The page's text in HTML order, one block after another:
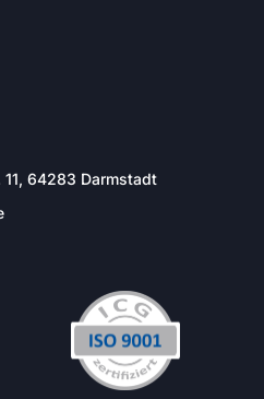
64283 Darmstadt